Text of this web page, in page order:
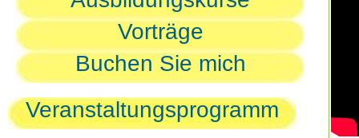
Vorträge
Buchen Sie mich
Veranstaltungsprogramm